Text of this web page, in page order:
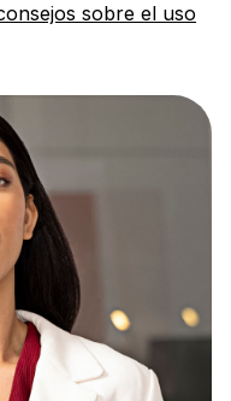
sobre el uso